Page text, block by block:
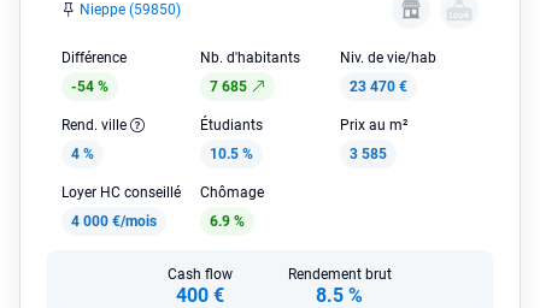
Nieppe (59850)
Différence
-54 %
Nb. d'habitants
7 685
Niv. de vie/hab
23 470 €
Rend. ville
4 %
Étudiants
10.5 %
Prix au m²
3 585
Loyer HC conseillé
4 000 €/mois
Chômage
6.9 %
Cash flow
400 €
Rendement brut
8.5 %